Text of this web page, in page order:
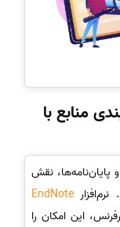
منابع با
نقش
EndNote
این امکان را